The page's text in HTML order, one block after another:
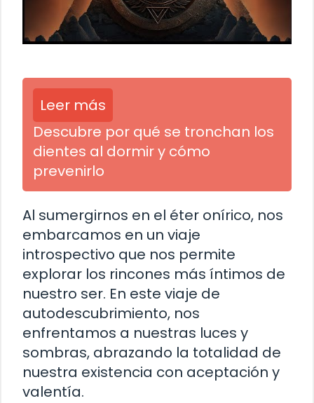
Leer más
Descubre por qué se tronchan los
dientes al dormir y cómo
prevenirlo
Al sumergirnos en el éter onírico, nos
embarcamos en un viaje
introspectivo que nos permite
explorar los rincones más íntimos de
nuestro ser. En este viaje de
autodescubrimiento, nos
enfrentamos a nuestras luces y
sombras, abrazando la totalidad de
nuestra existencia con aceptación y
valentía.